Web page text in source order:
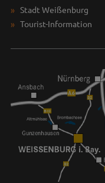
Stadt Weißenburg
Tourist-Information